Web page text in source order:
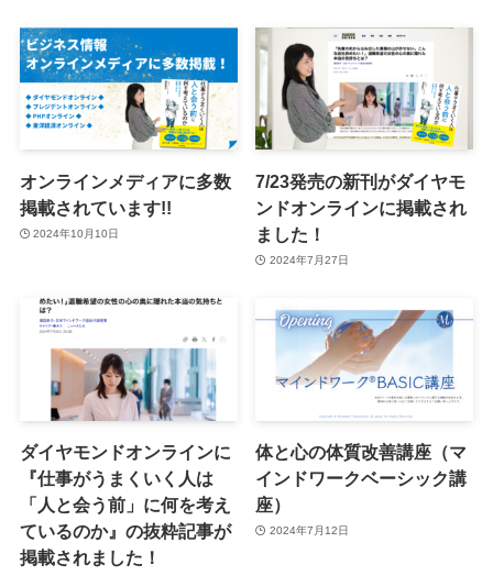
オンラインメディアに多数
掲載されています!!
2024年10月10日
7/23発売の新刊がダイヤモ
ンドオンラインに掲載され
ました！
2024年7月27日
ダイヤモンドオンラインに
『仕事がうまくいく人は
「人と会う前」に何を考え
ているのか』の抜粋記事が
掲載されました！
体と心の体質改善講座（マ
インドワークベーシック講
座）
2024年7月12日